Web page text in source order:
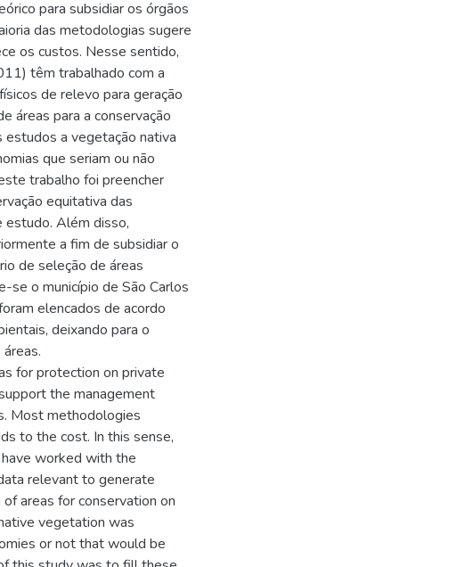
para subsidiar os órgãos
das metodologias sugere
os custos. Nesse sentido,
têm trabalhado com a
de relevo para geração
áreas para a conservação
a vegetação nativa
que seriam ou não
trabalho foi preencher
equitativa das
Além disso,
a fim de subsidiar o
de seleção de áreas
se o município de São Carlos
elencados de acordo
deixando para o
for protection on private
the management
Most methodologies
to the cost. In this sense,
worked with the
relevant to generate
areas for conservation on
vegetation was
or not that would be